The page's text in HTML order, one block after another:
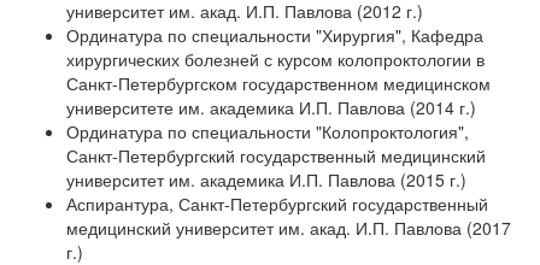
университет им. акад. И.П. Павлова (2012 г.)
Ординатура по специальности "Хирургия", Кафедра
хирургических болезней с курсом колопроктологии в
Санкт-Петербургском государственном медицинском
университете им. академика И.П. Павлова (2014 г.)
Ординатура по специальности "Колопроктология",
Санкт-Петербургский государственный медицинский
университет им. академика И.П. Павлова (2015 г.)
Аспирантура, Санкт-Петербургский государственный
медицинский университет им. акад. И.П. Павлова (2017
г.)